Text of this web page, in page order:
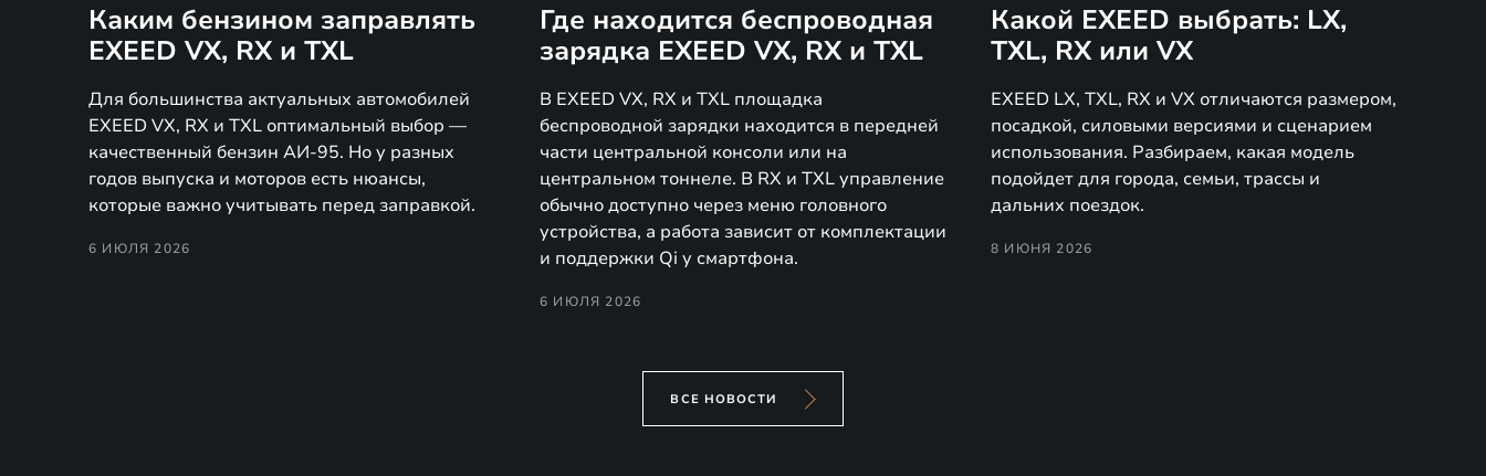
Каким бензином заправлять
EXEED VX, RX и TXL
Для большинства актуальных автомобилей
EXEED VX, RX и TXL оптимальный выбор —
качественный бензин АИ-95. Но у разных
годов выпуска и моторов есть нюансы,
которые важно учитывать перед заправкой.
6 ИЮЛЯ 2026
Где находится беспроводная
зарядка EXEED VX, RX и TXL
В EXEED VX, RX и TXL площадка
беспроводной зарядки находится в передней
части центральной консоли или на
центральном тоннеле. В RX и TXL управление
обычно доступно через меню головного
устройства, а работа зависит от комплектации
и поддержки Qi у смартфона.
6 ИЮЛЯ 2026
Какой EXEED выбрать: LX,
TXL, RX или VX
EXEED LX, TXL, RX и VX отличаются размером,
посадкой, силовыми версиями и сценарием
использования. Разбираем, какая модель
подойдет для города, семьи, трассы и
дальних поездок.
8 ИЮНЯ 2026
ВСЕ НОВОСТИ